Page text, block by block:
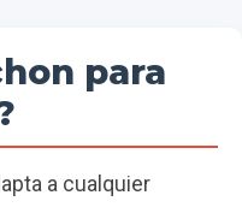
para
a cualquier